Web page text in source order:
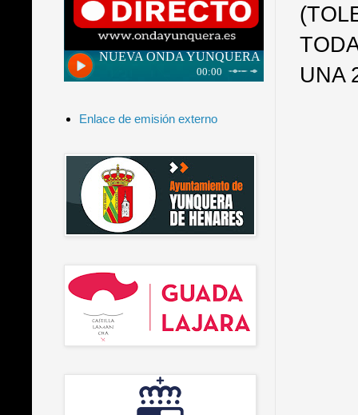
UNA
Enlace de emisión externo